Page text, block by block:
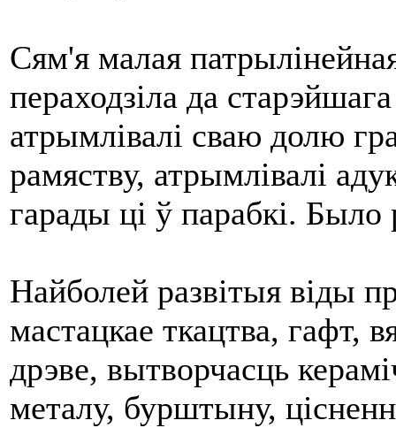
Сям'я малая
пераходзіла да
атрымлівалі сваю долю
рамяству, атрымлівалі
гарады ці ў парабкі.
Найболей развітыя віды
мастацкае ткацтва, гафт,
дрэве, вытворчасць
металу, бурштыну,